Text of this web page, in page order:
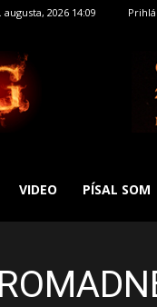
2026 14:09
VIDEO PÍSAL SOM